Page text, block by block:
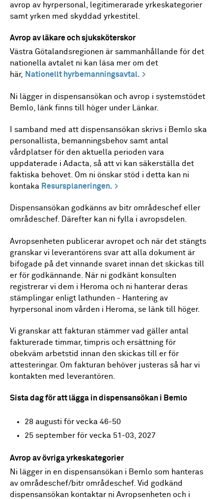
avrop av hyrpersonal, legitimerarade yrkeskategorier
samt yrken med skyddad yrkestitel.
Avrop av läkare och sjuksköterskor
Västra Götalandsregionen är sammanhållande för det
nationella avtalet ni kan läsa mer om det
här, Nationellt hyrbemanningsavtal.
Ni lägger in dispensansökan och avrop i systemstödet
Bemlo, länk finns till höger under Länkar.
I samband med att dispensansökan skrivs i Bemlo ska
personallista, bemanningsbehov samt antal
vårdplatser för den aktuella perioden vara
uppdaterade i Adacta, så att vi kan säkerställa det
faktiska behovet. Om ni önskar stöd i detta kan ni
kontaka Resursplaneringen.
Dispensansökan godkänns av bitr områdeschef eller
områdeschef. Därefter kan ni fylla i avropsdelen.
Avropsenheten publicerar avropet och när det stängts
granskar vi leverantörens svar att alla dokument är
bifogade på det vinnande svaret innan det skickas till
er för godkännande. När ni godkänt konsulten
registrerar vi dem i Heroma och ni hanterar deras
stämplingar enligt lathunden - Hantering av
hyrpersonal inom vården i Heroma, se länk till höger.
Vi granskar att fakturan stämmer vad gäller antal
fakturerade timmar, timpris och ersättning för
obekväm arbetstid innan den skickas till er för
attesteringar. Om fakturan behöver justeras så har vi
kontakten med leverantören.
Sista dag för att lägga in dispensansökan i Bemlo
28 augusti för vecka 46-50
25 september för vecka 51-03, 2027
Avrop av övriga yrkeskategorier
Ni lägger in en dispensansökan i Bemlo som hanteras
av områdeschef/bitr områdeschef. Vid godkänd
dispensansökan kontaktar ni Avropsenheten och i